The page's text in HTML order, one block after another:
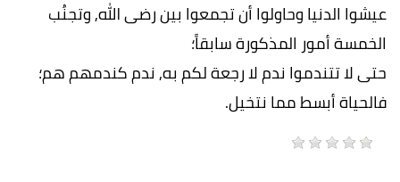
عيشوا الدنيا وحاولوا أن تجمعوا بين رضى الله, وتجنُب
الخمسة أمور المذكورة سابقاً؛
حتى لا تتندموا ندم لا رجعة لكم به, ندم كندمهم هم؛
فالحياة أبسط مما نتخيل.